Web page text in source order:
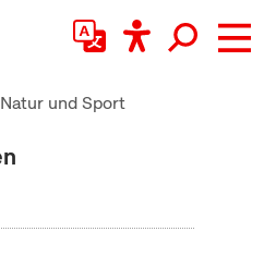
und Sport